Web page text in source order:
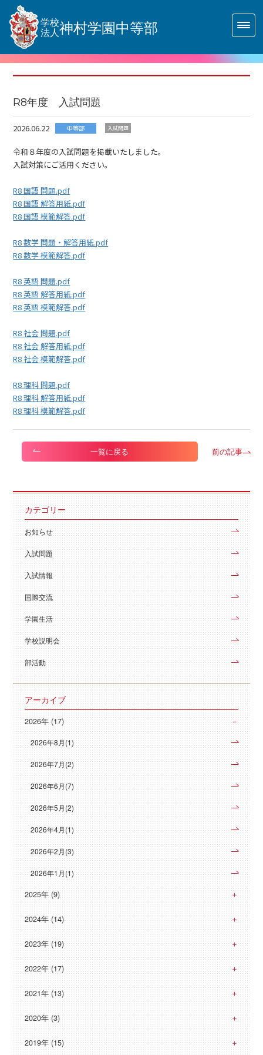
学校
法人神村学園中等部
R8年度 入試問題
2026.06.22 中等部 入試問題
令和８年度の入試問題を掲載いたしました。
入試対策にご活用ください。
R8 国語 問題.pdf
R8 国語 解答用紙.pdf
R8 国語 模範解答.pdf
R8 数学 問題・解答用紙.pdf
R8 数学 模範解答.pdf
R8 英語 問題.pdf
R8 英語 解答用紙.pdf
R8 英語 模範解答.pdf
R8 社会 問題.pdf
R8 社会 解答用紙.pdf
R8 社会 模範解答.pdf
R8 理科 問題.pdf
R8 理科 解答用紙.pdf
R8 理科 模範解答.pdf
一覧に戻る 前の記事
カテゴリー
お知らせ
入試問題
入試情報
国際交流
学園生活
学校説明会
部活動
アーカイブ
2026年 (17)
2026年8月(1)
2026年7月(2)
2026年6月(7)
2026年5月(2)
2026年4月(1)
2026年2月(3)
2026年1月(1)
2025年 (9)
2024年 (14)
2023年 (19)
2022年 (17)
2021年 (13)
2020年 (3)
2019年 (15)